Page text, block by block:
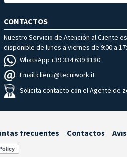
CONTACTOS
Nuestro Servicio de Atención al Cliente
disponible de lunes a viernes de 9:00 a
WhatsApp +39 334 639 8180
Email clienti@tecniwork.it
Solicita contacto con el Agente de
frecuentes Contactos